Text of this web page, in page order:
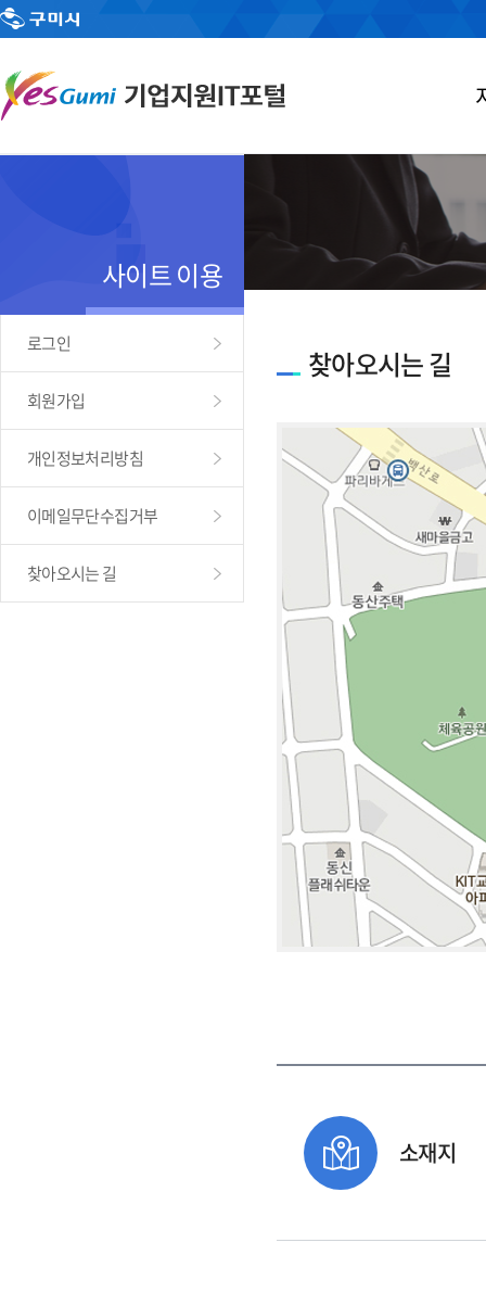
사이트 이용
로그인
회원가입
개인정보처리방침
이메일무단수집거부
찾아오시는 길
찾아오시는 길
소재지